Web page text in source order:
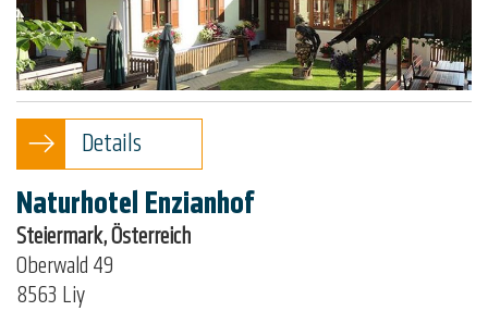
Details
Naturhotel Enzianhof
Steiermark, Österreich
Oberwald 49
8563 Liy